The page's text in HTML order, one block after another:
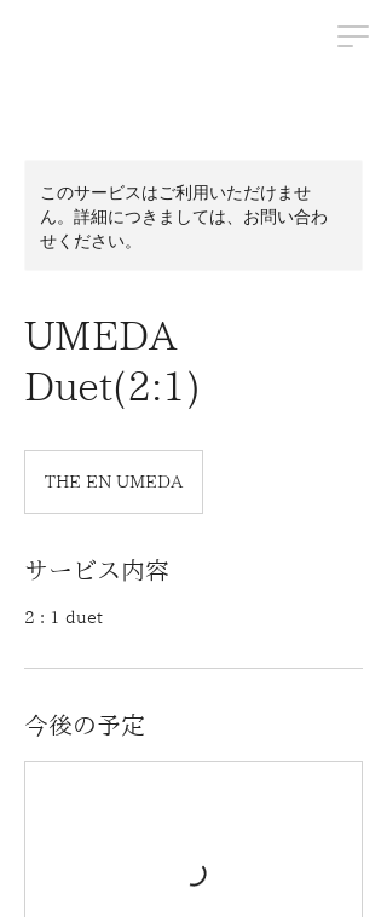
このサービスはご利用いただけませ
ん。詳細につきましては、お問い合わ
せください。
UMEDA
Duet(2:1)
THE EN UMEDA
サービス内容
2 : 1 duet
今後の予定